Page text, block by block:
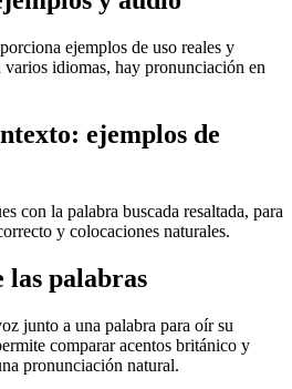
ejemplos de uso reales y
varios idiomas, hay pronunciación en
ejemplos de
con la palabra buscada resaltada, para
y colocaciones naturales.
las palabras
junto a una palabra para oír su
comparar acentos británico y
pronunciación natural.